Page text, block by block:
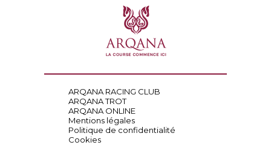
ARQANA RACING CLUB
ARQANA TROT
ARQANA ONLINE
Mentions légales
Politique de confidentialité
Cookies